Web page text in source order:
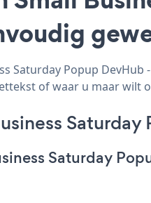
Saturday Popup
of waar u maar wilt
Saturday